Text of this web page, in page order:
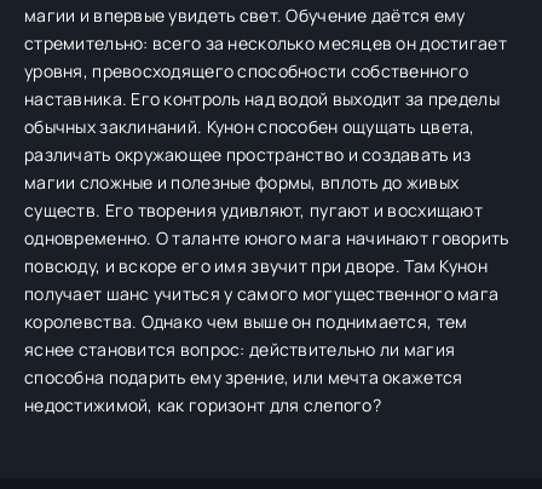
магии и впервые увидеть свет. Обучение даётся ему
стремительно: всего за несколько месяцев он достигает
уровня, превосходящего способности собственного
наставника. Его контроль над водой выходит за пределы
обычных заклинаний. Кунон способен ощущать цвета,
различать окружающее пространство и создавать из
магии сложные и полезные формы, вплоть до живых
существ. Его творения удивляют, пугают и восхищают
одновременно. О таланте юного мага начинают говорить
повсюду, и вскоре его имя звучит при дворе. Там Кунон
получает шанс учиться у самого могущественного мага
королевства. Однако чем выше он поднимается, тем
яснее становится вопрос: действительно ли магия
способна подарить ему зрение, или мечта окажется
недостижимой, как горизонт для слепого?